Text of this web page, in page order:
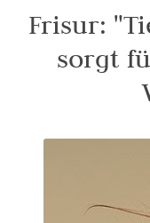
Frisur:
sorgt